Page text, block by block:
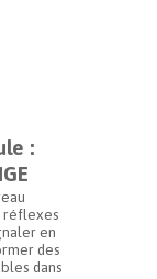
:
réflexes
en
des
dans